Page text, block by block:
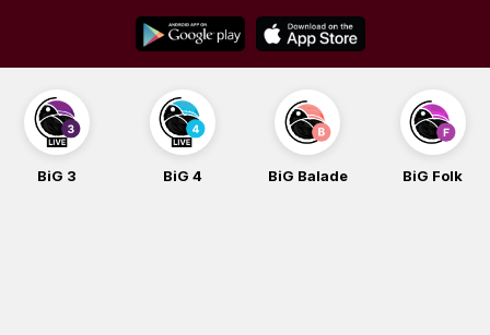
content
BiG 3 BiG 4 BiG Balade BiG Folk